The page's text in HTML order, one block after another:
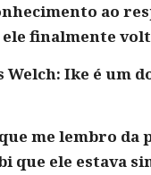
ao
finalmente
Welch: Ike é um
que me lembro
que ele estava